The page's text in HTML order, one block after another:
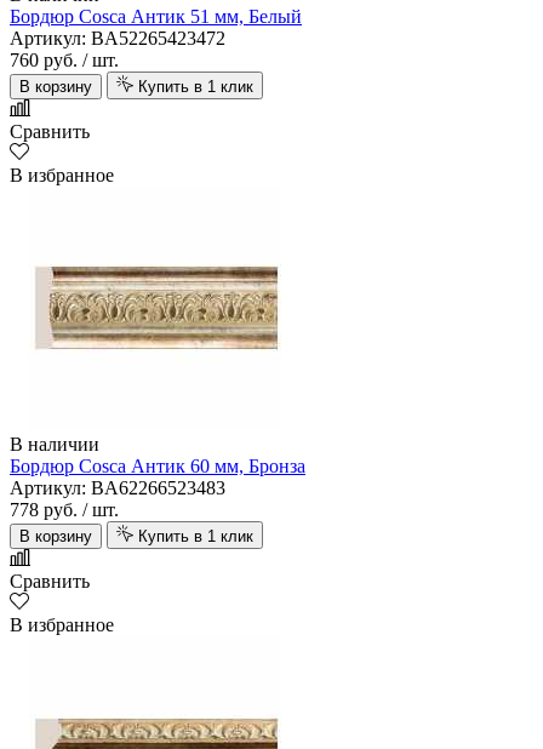
Бордюр Cosca Антик 51 мм, Белый
Артикул: BA52265423472
760 руб. / шт.
В корзину Купить в 1 клик
Сравнить
В избранное
В наличии
Бордюр Cosca Антик 60 мм, Бронза
Артикул: BA62266523483
778 руб. / шт.
В корзину Купить в 1 клик
Сравнить
В избранное